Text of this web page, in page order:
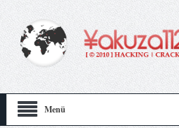
Menü